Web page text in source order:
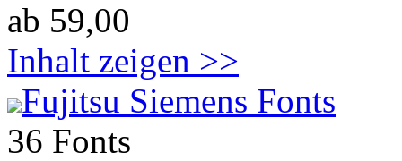
ab 59,00
Inhalt zeigen >>
Fujitsu Siemens Fonts
36 Fonts